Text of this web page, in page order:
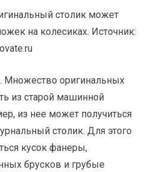
столик может
на колесиках. Источник:
. Множество оригинальных
из старой машинной
из нее может получиться
столик. Для этого
кусок фанеры,
брусков и грубые